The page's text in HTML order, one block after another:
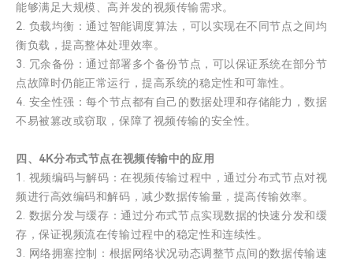
能够满足大规模、高并发的视频传输需求。
2. 负载均衡：通过智能调度算法，可以实现在不同节点之间均
衡负载，提高整体处理效率。
3. 冗余备份：通过部署多个备份节点，可以保证系统在部分节
点故障时仍能正常运行，提高系统的稳定性和可靠性。
4. 安全性强：每个节点都有自己的数据处理和存储能力，数据
不易被篡改或窃取，保障了视频传输的安全性。
四、4K分布式节点在视频传输中的应用
1. 视频编码与解码：在视频传输过程中，通过分布式节点对视
频进行高效编码和解码，减少数据传输量，提高传输效率。
2. 数据分发与缓存：通过分布式节点实现数据的快速分发和缓
存，保证视频流在传输过程中的稳定性和连续性。
3. 网络拥塞控制：根据网络状况动态调整节点间的数据传输速